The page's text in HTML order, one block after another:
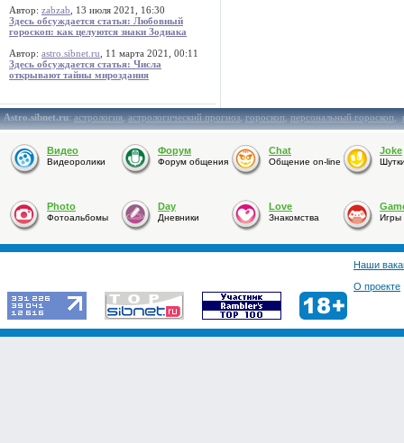
Автор: zabzab , 13 июля 2021, 16:30
Здесь обсуждается статья: Любовный
гороскоп: как целуются знаки Зодиака
Автор: astro.sibnet.ru , 11 марта 2021, 00:11
Здесь обсуждается статья: Числа
открывают тайны мироздания
Astro.sibnet.ru:астрология,астрологический прогноз,гороскоп,персональный гороскоп,
Видео
Видеоролики
Форум
Форум общения
Chat
Общение on-line
Joke
Photo
Фотоальбомы
Day
Дневники
Love
Знакомства Игры
Наши
О проекте